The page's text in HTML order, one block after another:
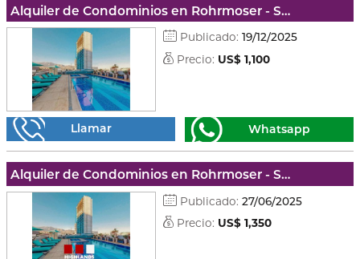
Alquiler de Condominios en Rohrmoser - San josé
Publicado: 19/12/2025
Precio: US$ 1,100
Llamar Whatsapp
Alquiler de Condominios en Rohrmoser - San josé
Publicado: 27/06/2025
Precio: US$ 1,350